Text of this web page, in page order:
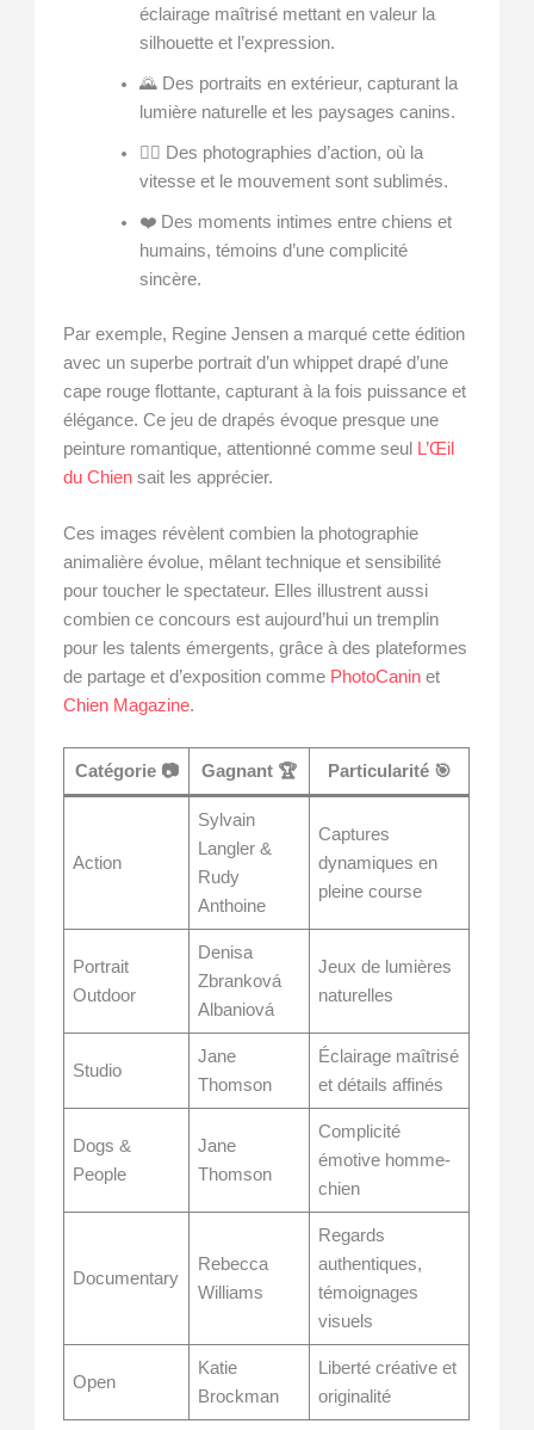
éclairage maîtrisé mettant en valeur la
silhouette et l’expression.
🌄 Des portraits en extérieur, capturant la
lumière naturelle et les paysages canins.
🏃‍♂️ Des photographies d’action, où la
vitesse et le mouvement sont sublimés.
❤️ Des moments intimes entre chiens et
humains, témoins d’une complicité
sincère.
Par exemple, Regine Jensen a marqué cette édition
avec un superbe portrait d’un whippet drapé d’une
cape rouge flottante, capturant à la fois puissance et
élégance. Ce jeu de drapés évoque presque une
peinture romantique, attentionné comme seul
L’Œil
du Chien sait les apprécier.
Ces images révèlent combien la photographie
animalière évolue, mêlant technique et sensibilité
pour toucher le spectateur. Elles illustrent aussi
combien ce concours est aujourd’hui un tremplin
pour les talents émergents, grâce à des plateformes
de partage et d’exposition comme PhotoCanin et
Chien Magazine.
Catégorie 📷 Gagnant 🏆 Particularité 🎯
Action
Sylvain
Langler &
Rudy
Anthoine
Captures
dynamiques en
pleine course
Portrait
Outdoor
Denisa
Zbranková
Albaniová
Jeux de lumières
naturelles
Studio
Jane
Thomson
Éclairage maîtrisé
et détails affinés
Dogs &
People
Jane
Thomson
Complicité
émotive homme-
chien
Documentary
Rebecca
Williams
Regards
authentiques,
témoignages
visuels
Open
Katie
Brockman
Liberté créative et
originalité